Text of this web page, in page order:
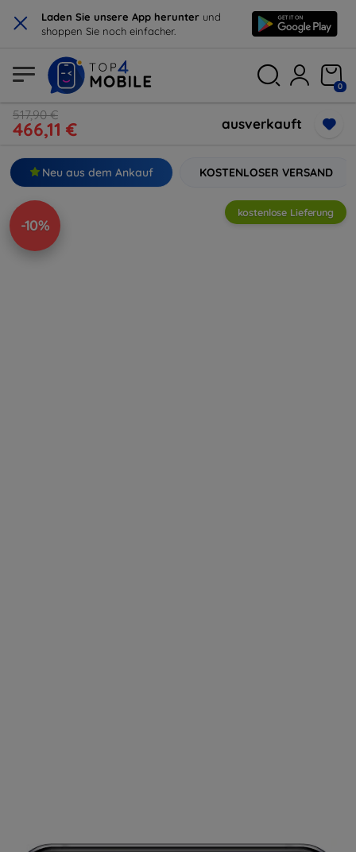
× Laden Sie unsere App herunter und
shoppen Sie noch einfacher.
0
517,90 €
466,11 € ausverkauft
Neu aus dem Ankauf KOSTENLOSER VERSAND
-10%
kostenlose Lieferung